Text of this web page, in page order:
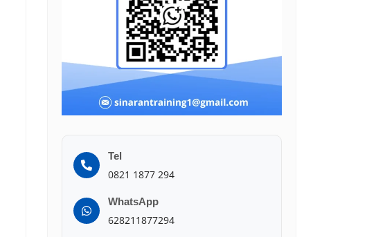
Tel
0821 1877 294
WhatsApp
628211877294